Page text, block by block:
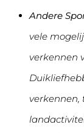
Andere
vele
verkennen
verkennen,